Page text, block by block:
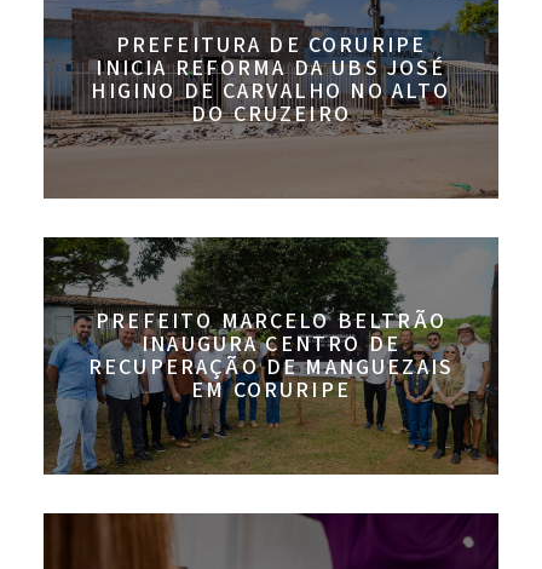
PREFEITURA DE CORURIPE
INICIA REFORMA DA UBS JOSÉ
HIGINO DE CARVALHO NO ALTO
DO CRUZEIRO
PREFEITO MARCELO BELTRÃO
INAUGURA CENTRO DE
RECUPERAÇÃO DE MANGUEZAIS
EM CORURIPE